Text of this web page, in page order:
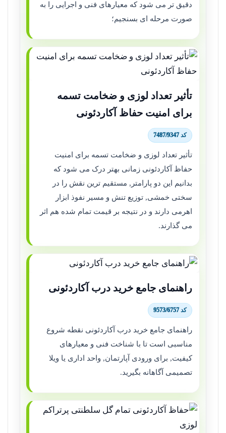
دقیق تر می شود که معیارهای فنی و اجرایی را به
صورت مرحله ای بسنجیم؛
تأثیر تعداد لوزی و ضخامت تسمه
برای امنیت حفاظ آکاردئونی
کد 7487/9347
تأثیر تعداد لوزی و ضخامت تسمه برای امنیت
حفاظ آکاردئونی زمانی بهتر درک می شود که
بدانیم این دو پارامتر, مستقیم ترین نقش را در
سختی خمشی, توزیع تنش و مسیر نفوذ ابزار
اهرمی دارند و در نتیجه بر قیمت تمام شده هم اثر
می گذارند.
راهنمای جامع خرید درب آکاردئونی
کد 9573/6757
راهنمای جامع خرید درب آکاردئونی نقطه شروع
مناسبی است تا با شناخت فنی و معیارهای
کیفیت, برای ورودی آپارتمان, واحد اداری یا ویلا
تصمیمی آگاهانه بگیرید.